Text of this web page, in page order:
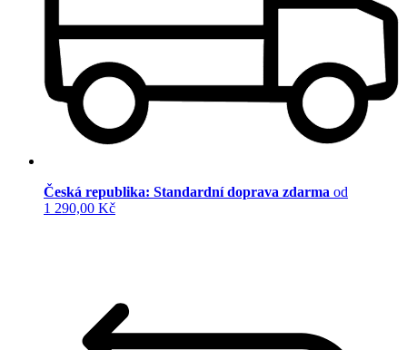
Česká republika: Standardní doprava zdarma od
1 290,00 Kč